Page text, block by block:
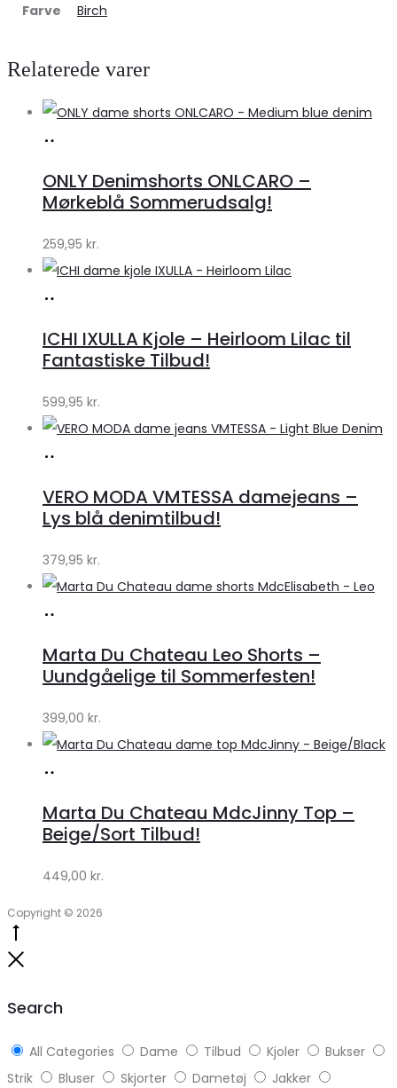
Farve Birch
Relaterede varer
Klædeskabet.dk
ONLY Denimshorts ONLCARO –
Mørkeblå Sommerudsalg!
259,95 kr.
Klædeskabet.dk
ICHI IXULLA Kjole – Heirloom Lilac til
Fantastiske Tilbud!
599,95 kr.
Klædeskabet.dk
VERO MODA VMTESSA damejeans –
Lys blå denimtilbud!
379,95 kr.
Klædeskabet.dk
Marta Du Chateau Leo Shorts –
Uundgåelige til Sommerfesten!
399,00 kr.
Klædeskabet.dk
Marta Du Chateau MdcJinny Top –
Beige/Sort Tilbud!
449,00 kr.
Copyright © 2026
Search
All Categories Dame Tilbud Kjoler
Bukser
Strik
Bluser Skjorter Dametøj
Jakker